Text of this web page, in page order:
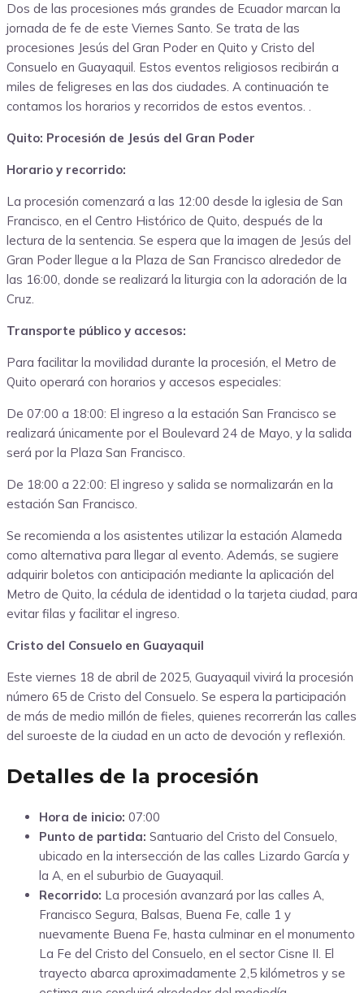
Dos de las procesiones más grandes de Ecuador marcan la
jornada de fe de este Viernes Santo. Se trata de las
procesiones Jesús del Gran Poder en Quito y Cristo del
Consuelo en Guayaquil. Estos eventos religiosos recibirán a
miles de feligreses en las dos ciudades. A continuación te
contamos los horarios y recorridos de estos eventos. .
Quito: Procesión de Jesús del Gran Poder
Horario y recorrido:
La procesión comenzará a las 12:00 desde la iglesia de San
Francisco, en el Centro Histórico de Quito, después de la
lectura de la sentencia. Se espera que la imagen de Jesús del
Gran Poder llegue a la Plaza de San Francisco alrededor de
las 16:00, donde se realizará la liturgia con la adoración de la
Cruz.
Transporte público y accesos:
Para facilitar la movilidad durante la procesión, el Metro de
Quito operará con horarios y accesos especiales:
De 07:00 a 18:00: El ingreso a la estación San Francisco se
realizará únicamente por el Boulevard 24 de Mayo, y la salida
será por la Plaza San Francisco.
De 18:00 a 22:00: El ingreso y salida se normalizarán en la
estación San Francisco.
Se recomienda a los asistentes utilizar la estación Alameda
como alternativa para llegar al evento. Además, se sugiere
adquirir boletos con anticipación mediante la aplicación del
Metro de Quito, la cédula de identidad o la tarjeta ciudad, para
evitar filas y facilitar el ingreso.
Cristo del Consuelo en Guayaquil
Este viernes 18 de abril de 2025, Guayaquil vivirá la procesión
número 65 de Cristo del Consuelo. Se espera la participación
de más de medio millón de fieles, quienes recorrerán las calles
del suroeste de la ciudad en un acto de devoción y reflexión.
Detalles de la procesión
Hora de inicio: 07:00
Punto de partida: Santuario del Cristo del Consuelo,
ubicado en la intersección de las calles Lizardo García y
la A, en el suburbio de Guayaquil.
Recorrido: La procesión avanzará por las calles A,
Francisco Segura, Balsas, Buena Fe, calle 1 y
nuevamente Buena Fe, hasta culminar en el monumento
La Fe del Cristo del Consuelo, en el sector Cisne II. El
trayecto abarca aproximadamente 2,5 kilómetros y se